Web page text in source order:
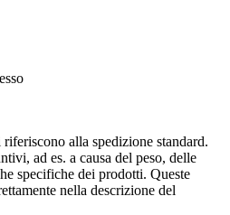
alla spedizione standard.
ad es. a causa del peso, delle
specifiche dei prodotti. Queste
nella descrizione del